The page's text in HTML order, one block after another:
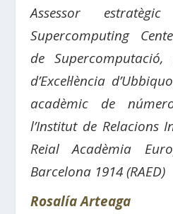
Assessor
Supercomputing
de
d’Excel·lència
acadèmic de
l’Institut de Relacions
Reial Acadèmia
Barcelona 1914 (RAED)
Rosalía Arteaga